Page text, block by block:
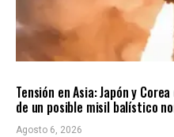
Tensión en Asia: Japón y
de un posible misil balístico
Agosto 6, 2026